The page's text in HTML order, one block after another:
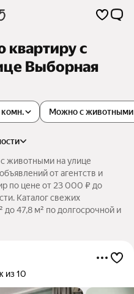
квартиру с
Выборная
комн. Можно с животными
животными на улице
от агентств и
по цене от 23 000 ₽ до
Каталог свежих
47,8 м² по долгосрочной и
из 10